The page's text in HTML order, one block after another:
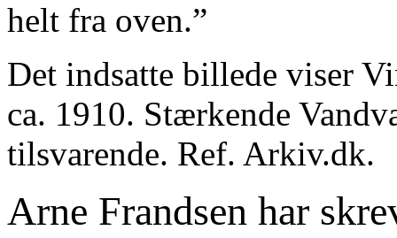
helt fra oven.”
Det indsatte billede viser
ca. 1910. Stærkende
tilsvarende. Ref. Arkiv.dk.
Arne Frandsen har